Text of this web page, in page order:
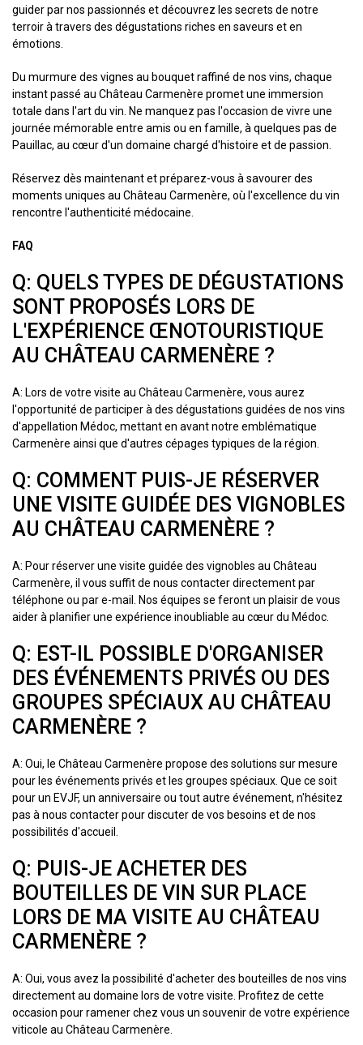
guider par nos passionnés et découvrez les secrets de notre
terroir à travers des dégustations riches en saveurs et en
émotions.
Du murmure des vignes au bouquet raffiné de nos vins, chaque
instant passé au Château Carmenère promet une immersion
totale dans l'art du vin. Ne manquez pas l'occasion de vivre une
journée mémorable entre amis ou en famille, à quelques pas de
Pauillac, au cœur d'un domaine chargé d'histoire et de passion.
Réservez dès maintenant et préparez-vous à savourer des
moments uniques au Château Carmenère, où l'excellence du vin
rencontre l'authenticité médocaine.
FAQ
Q: QUELS TYPES DE DÉGUSTATIONS
SONT PROPOSÉS LORS DE
L'EXPÉRIENCE ŒNOTOURISTIQUE
AU CHÂTEAU CARMENÈRE ?
A: Lors de votre visite au Château Carmenère, vous aurez
l'opportunité de participer à des dégustations guidées de nos vins
d'appellation Médoc, mettant en avant notre emblématique
Carmenère ainsi que d'autres cépages typiques de la région.
Q: COMMENT PUIS-JE RÉSERVER
UNE VISITE GUIDÉE DES VIGNOBLES
AU CHÂTEAU CARMENÈRE ?
A: Pour réserver une visite guidée des vignobles au Château
Carmenère, il vous suffit de nous contacter directement par
téléphone ou par e-mail. Nos équipes se feront un plaisir de vous
aider à planifier une expérience inoubliable au cœur du Médoc.
Q: EST-IL POSSIBLE D'ORGANISER
DES ÉVÉNEMENTS PRIVÉS OU DES
GROUPES SPÉCIAUX AU CHÂTEAU
CARMENÈRE ?
A: Oui, le Château Carmenère propose des solutions sur mesure
pour les événements privés et les groupes spéciaux. Que ce soit
pour un EVJF, un anniversaire ou tout autre événement, n'hésitez
pas à nous contacter pour discuter de vos besoins et de nos
possibilités d'accueil.
Q: PUIS-JE ACHETER DES
BOUTEILLES DE VIN SUR PLACE
LORS DE MA VISITE AU CHÂTEAU
CARMENÈRE ?
A: Oui, vous avez la possibilité d'acheter des bouteilles de nos vins
directement au domaine lors de votre visite. Profitez de cette
occasion pour ramener chez vous un souvenir de votre expérience
viticole au Château Carmenère.